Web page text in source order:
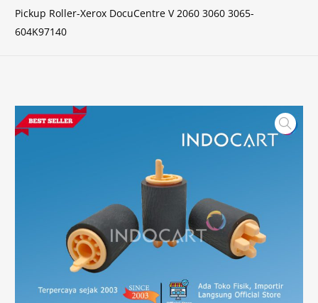
Pickup Roller-Xerox DocuCentre V 2060 3060 3065-
604K97140